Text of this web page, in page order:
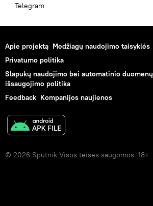
Telegram
Apie projektą Medžiagų naudojimo taisyklės
Privatumo politika
Slapukų naudojimo bei automatinio duomenų
išsaugojimo politika
Feedback Kompanijos naujienos
© 2026 Sputnik Visos teisės saugomos. 18+